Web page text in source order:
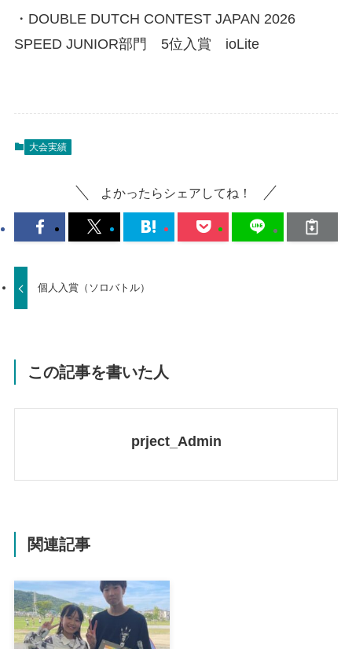
・DOUBLE DUTCH CONTEST JAPAN 2026
SPEED JUNIOR部門 5位入賞 ioLite
大会実績
よかったらシェアしてね！
個人入賞（ソロバトル）
この記事を書いた人
prject_Admin
関連記事